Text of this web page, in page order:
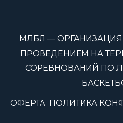
МЛБЛ —
ПРОВЕДЕНИЕМ НА
СОРЕВНОВАНИЙ ПО
ОФЕРТА ПОЛИТИКА